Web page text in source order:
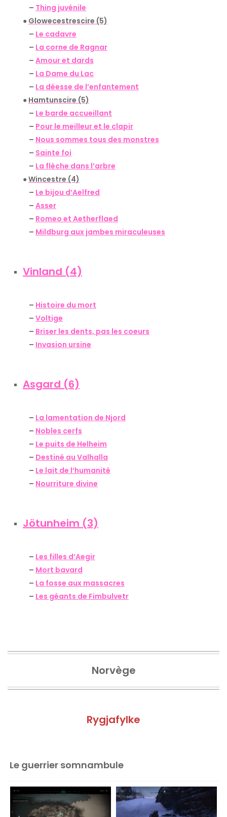
– Thing juvénile
● Glowecestrescire (5)
– Le cadavre
– La corne de Ragnar
– Amour et dards
– La Dame du Lac
– La déesse de l’enfantement
● Hamtunscire (5)
– Le barde accueillant
– Pour le meilleur et le clapir
– Nous sommes tous des monstres
– Sainte foi
– La flèche dans l’arbre
●Wincestre (4)
– Le bijou d’Aelfred
– Asser
– Romeo et Aetherflaed
– Mildburg aux jambes miraculeuses
Vinland (4)
– Histoire du mort
– Voltige
– Briser les dents, pas les coeurs
– Invasion ursine
Asgard (6)
– La lamentation de Njord
– Nobles cerfs
– Le puits de Helheim
– Destiné au Valhalla
– Le lait de l’humanité
– Nourriture divine
Jötunheim (3)
– Les filles d’Aegir
– Mort bavard
– La fosse aux massacres
– Les géants de Fimbulvetr
Norvège
Rygjafylke
Le guerrier somnambule